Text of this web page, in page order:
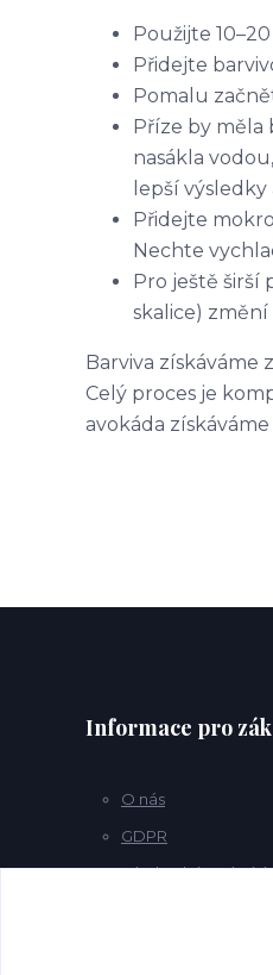
Použijte
Přidejte
Pomalu
Příze by měla
nasákla
lepší
Přidejte
Nechte
Pro ještě širší
skalice)
Barviva získáváme
Celý proces je
avokáda
Informace pro
O nás
GDPR
Obchodní